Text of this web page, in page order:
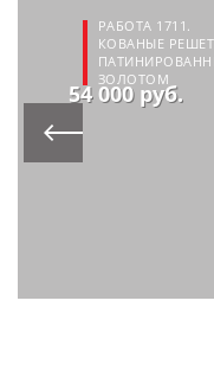
РАБОТА 1711.
КОВАНЫЕ
ЗОЛОТОМ
54 000 руб.